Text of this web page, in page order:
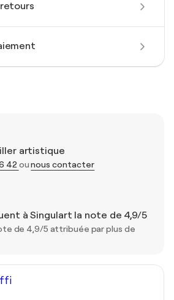
artistique
42 ounous contacter
à Singulart la note de 4,9/5
de 4,9/5 attribuée par plus de